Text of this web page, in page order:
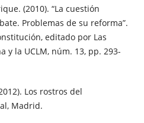
(2010). “La cuestión
Problemas de su reforma”.
editado por Las
y la UCLM, núm. 13, pp. 293-
Los rostros del
Madrid.